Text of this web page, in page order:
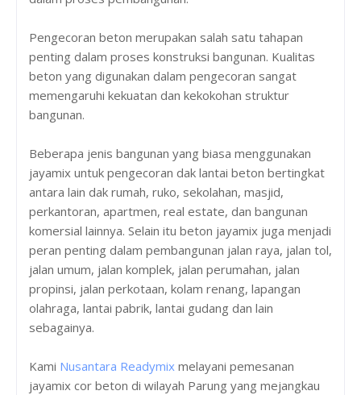
Pengecoran beton merupakan salah satu tahapan
penting dalam proses konstruksi bangunan. Kualitas
beton yang digunakan dalam pengecoran sangat
memengaruhi kekuatan dan kekokohan struktur
bangunan.
Beberapa jenis bangunan yang biasa menggunakan
jayamix untuk pengecoran dak lantai beton bertingkat
antara lain dak rumah, ruko, sekolahan, masjid,
perkantoran, apartmen, real estate, dan bangunan
komersial lainnya. Selain itu beton jayamix juga menjadi
peran penting dalam pembangunan jalan raya, jalan tol,
jalan umum, jalan komplek, jalan perumahan, jalan
propinsi, jalan perkotaan, kolam renang, lapangan
olahraga, lantai pabrik, lantai gudang dan lain
sebagainya.
Kami Nusantara Readymix melayani pemesanan
jayamix cor beton di wilayah Parung yang mejangkau